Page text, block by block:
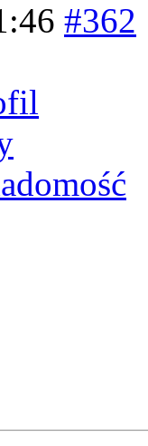
#362